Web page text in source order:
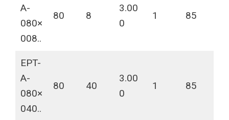
A-
080×
008..
80 8
3.00
0
1 85
EPT-
A-
080×
040..
80 40
3.00
0
1 85